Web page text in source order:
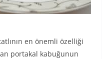
en önemli özelliği
portakal kabuğunun